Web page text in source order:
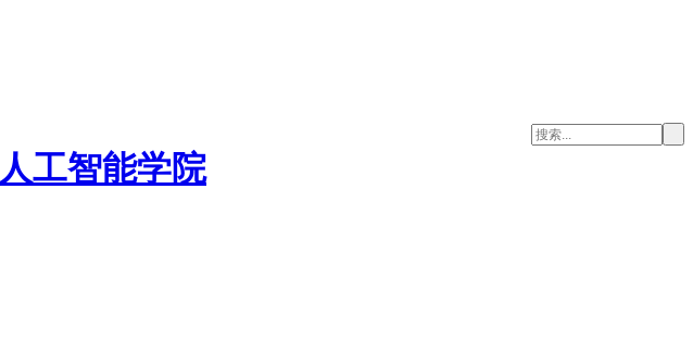
人工智能学院